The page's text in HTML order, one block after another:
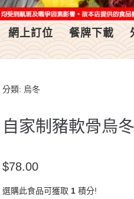
網上訂位 餐牌下載
分類: 烏冬
自家制豬軟骨烏冬
$78.00
選購此食品可獲取 1 積分!